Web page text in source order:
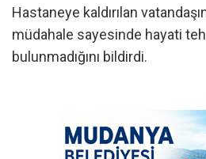
Hastaneye kaldırılan
müdahale sayesinde hayati
bulunmadığını bildirdi.